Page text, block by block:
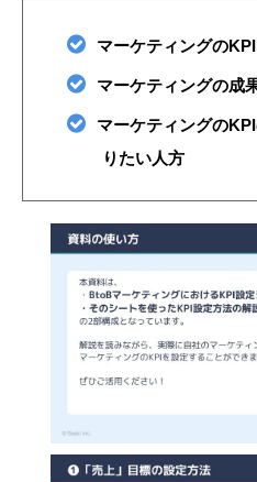
マーケティングの
マーケティングの成
マーケティングの
りたい人方